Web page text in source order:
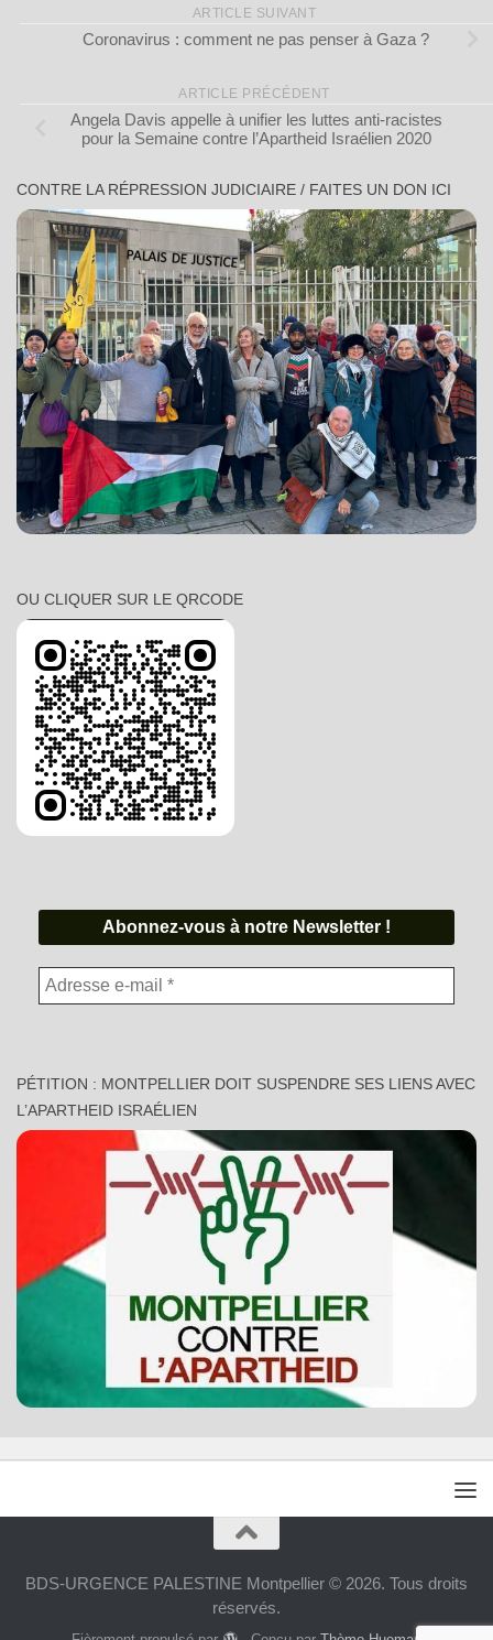
ARTICLE SUIVANT
Coronavirus : comment ne pas penser à Gaza ?
ARTICLE PRÉCÉDENT
Angela Davis appelle à unifier les luttes anti-racistes
pour la Semaine contre l’Apartheid Israélien 2020
CONTRE LA RÉPRESSION JUDICIAIRE / FAITES UN DON ICI
OU CLIQUER SUR LE QRCODE
PÉTITION : MONTPELLIER DOIT SUSPENDRE SES LIENS AVEC
L’APARTHEID ISRAÉLIEN
BDS-URGENCE PALESTINE Montpellier © 2026. Tous droits
réservés.